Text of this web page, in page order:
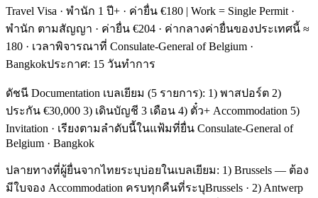
Travel Visa · พำนัก 1 ปี+ · ค่ายื่น €180 | Work = Single Permit ·
พำนัก ตามสัญญา · ค่ายื่น €204 · ค่ากลางค่ายื่นของประเทศนี้ ≈
180 · เวลาพิจารณาที่ Consulate-General of Belgium ·
Bangkokประกาศ: 15 วันทำการ
ดัชนี Documentation เบลเยียม (5 รายการ): 1) พาสปอร์ต 2)
ประกัน €30,000 3) เดินบัญชี 3 เดือน 4) ตั๋ว+ Accommodation 5)
Invitation · เรียงตามลำดับนี้ในแฟ้มที่ยื่น Consulate-General of
Belgium · Bangkok
ปลายทางที่ผู้ยื่นจากไทยระบุบ่อยในเบลเยียม: 1) Brussels — ต้อง
มีใบจอง Accommodation ครบทุกคืนที่ระบุBrussels · 2) Antwerp